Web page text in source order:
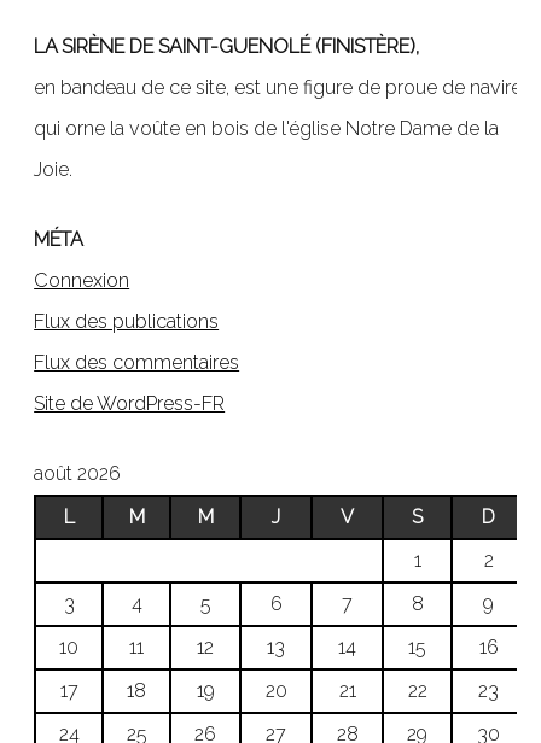
LA SIRÈNE DE SAINT-GUENOLÉ (FINISTÈRE),
en bandeau de ce site, est une figure de proue de navire,
qui orne la voûte en bois de l'église Notre Dame de la
Joie.
MÉTA
Connexion
Flux des publications
Flux des commentaires
Site de WordPress-FR
août 2026
L
M M J V S
D
1
2
3
4 5 6 7 8
9
10
11 12 13 14 15
16
17
18 19 20 21 22
23
24
25 26 27 28 29 30